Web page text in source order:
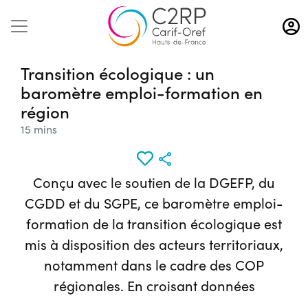
Aller
au
contenu
Transition écologique : un
baromètre emploi-formation en
région
15 mins
Conçu avec le soutien de la DGEFP, du
CGDD et du SGPE, ce baromètre emploi-
formation de la transition écologique est
mis à disposition des acteurs territoriaux,
notamment dans le cadre des COP
régionales. En croisant données